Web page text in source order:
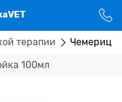
терапии Чемерицы
100мл